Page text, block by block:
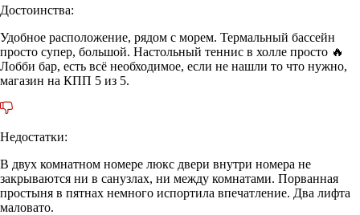
Достоинства:
Удобное расположение, рядом с морем. Термальный бассейн
просто супер, большой. Настольный теннис в холле просто 🔥
Лобби бар, есть всё необходимое, если не нашли то что нужно,
магазин на КПП 5 из 5.
Недостатки:
В двух комнатном номере люкс двери внутри номера не
закрываются ни в санузлах, ни между комнатами. Порванная
простыня в пятнах немного испортила впечатление. Два лифта
маловато.